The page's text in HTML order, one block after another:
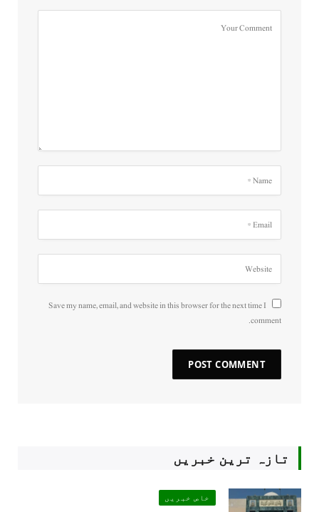
Save my name, email, and website in this browser for the next time I
comment.
تازہ ترین خبریں
خاص خبریں